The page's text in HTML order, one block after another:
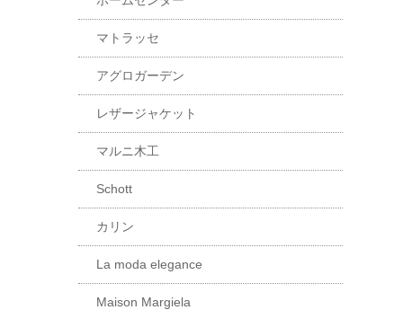
マトラッセ
アグロガーデン
レザージャケット
マルニ木工
Schott
カリン
La moda elegance
Maison Margiela